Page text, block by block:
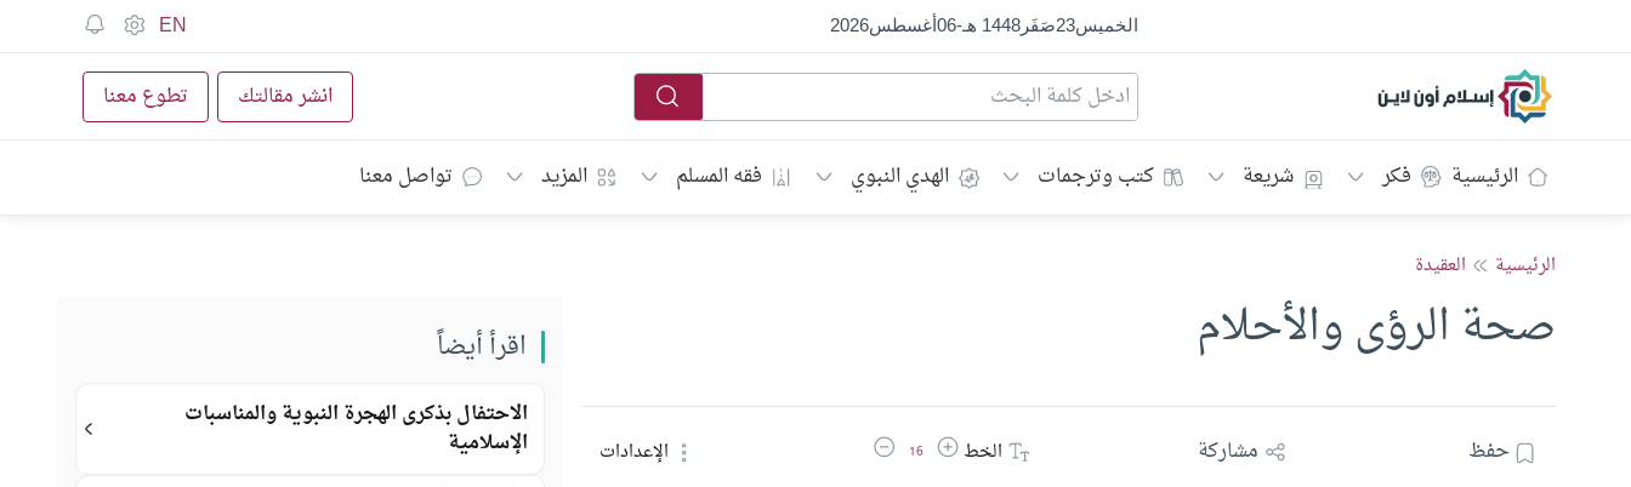
الخميس23صَفَر1448 هـ -
06أغسطس2026
EN
إسلام أون لاين انشر مقالتك تطوع معنا
الرئيسية فكر شريعة كتب وترجمات الهدي النبوي فقه المسلم المزيد تواصل معنا
الرئيسية العقيدة
صحة الرؤى والأحلام
حفظ مشاركة الخطزيادة حجم الخط
16 تقليل حجم الخط الإعدادات
اقرأ أيضاً
الاحتفال بذكرى الهجرة النبوية والمناسبات
الإسلامية